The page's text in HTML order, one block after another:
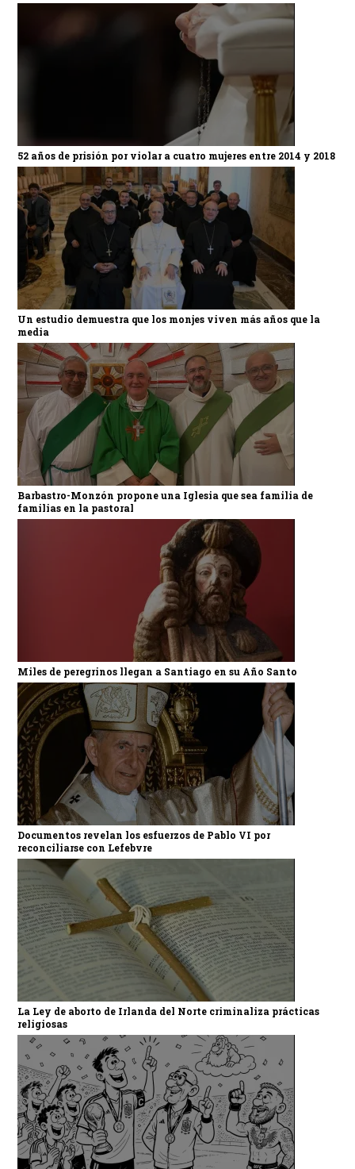
52 años de prisión por violar a cuatro mujeres entre 2014 y 2018
Un estudio demuestra que los monjes viven más años que la
media
Barbastro-Monzón propone una Iglesia que sea familia de
familias en la pastoral
Miles de peregrinos llegan a Santiago en su Año Santo
Documentos revelan los esfuerzos de Pablo VI por
reconciliarse con Lefebvre
La Ley de aborto de Irlanda del Norte criminaliza prácticas
religiosas